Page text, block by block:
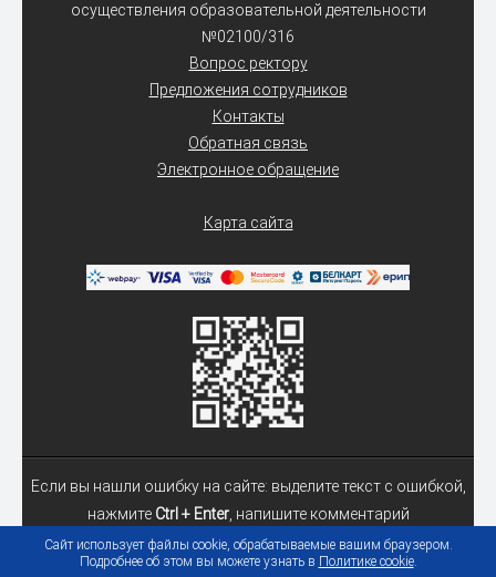
осуществления образовательной деятельности
№02100/316
Вопрос ректору
Предложения сотрудников
Контакты
Обратная связь
Электронное обращение
Карта сайта
Если вы нашли ошибку на сайте: выделите текст с ошибкой,
нажмите Ctrl + Enter, напишите комментарий
© 2026 Учреждение образования «Гомельский государственный
Сайт использует файлы cookie, обрабатываемые вашим браузером.
Подробнее об этом вы можете узнать в Политике cookie.